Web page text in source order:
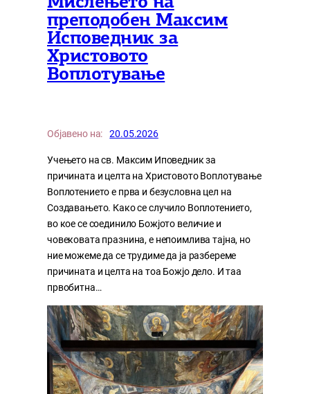
преподобен Максим
Исповедник за
Христовото
Воплотување
Објавено на: 20.05.2026
Учењето на св. Максим Иповедник за
причината и целта на Христовото Воплотување
Воплотението е прва и безусловна цел на
Создавањето. Како се случило Воплотението,
во кое се соединило Божјото величие и
човековата празнина, е непоимлива тајна, но
ние можеме да се трудиме да ја разбереме
причината и целта на тоа Божјо дело. И таа
првобитна…